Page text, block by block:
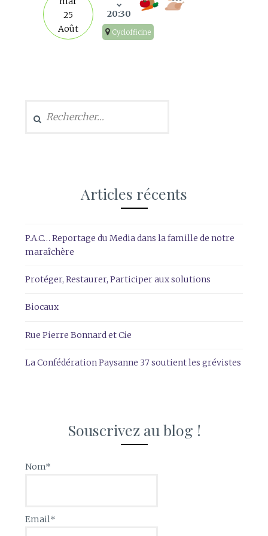
25
Août
20:30
Cyclofficine
Articles récents
P.A.C… Reportage du Media dans la famille de notre
maraîchère
Protéger, Restaurer, Participer aux solutions
Biocaux
Rue Pierre Bonnard et Cie
La Confédération Paysanne 37 soutient les grévistes
Souscrivez au blog !
Nom*
Email*